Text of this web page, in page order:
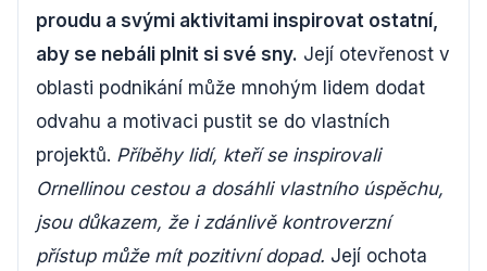
proudu a svými aktivitami inspirovat ostatní,
aby se nebáli plnit si své sny. Její otevřenost v
oblasti podnikání může mnohým lidem dodat
odvahu a motivaci pustit se do vlastních
projektů. Příběhy lidí, kteří se inspirovali
Ornellinou cestou a dosáhli vlastního úspěchu,
jsou důkazem, že i zdánlivě kontroverzní
přístup může mít pozitivní dopad. Její ochota